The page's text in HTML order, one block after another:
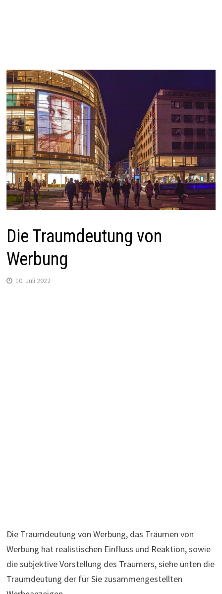
Die Traumdeutung von
Werbung
10. Juli 2022
Die Traumdeutung von Werbung, das Träumen von
Werbung hat realistischen Einfluss und Reaktion, sowie
die subjektive Vorstellung des Träumers, siehe unten die
Traumdeutung der für Sie zusammengestellten